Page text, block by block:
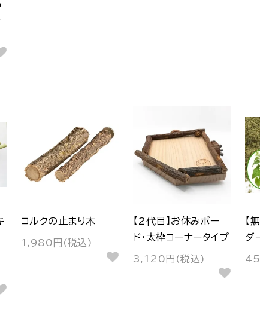
コルクの止まり木
1,980円(税込)
【2代目】お休みボー
ド・太枠コーナータイプ
3,120円(税込)
【
ダ